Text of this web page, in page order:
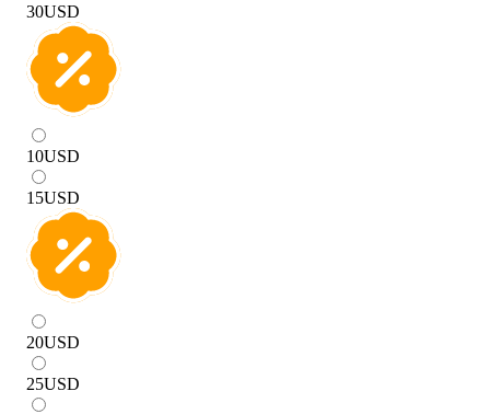
30USD
10USD
15USD
20USD
25USD